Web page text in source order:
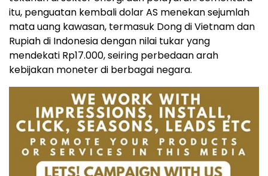
itu, penguatan kembali dolar AS menekan sejumlah
mata uang kawasan, termasuk Dong di Vietnam dan
Rupiah di Indonesia dengan nilai tukar yang
mendekati Rp17.000, seiring perbedaan arah
kebijakan moneter di berbagai negara.